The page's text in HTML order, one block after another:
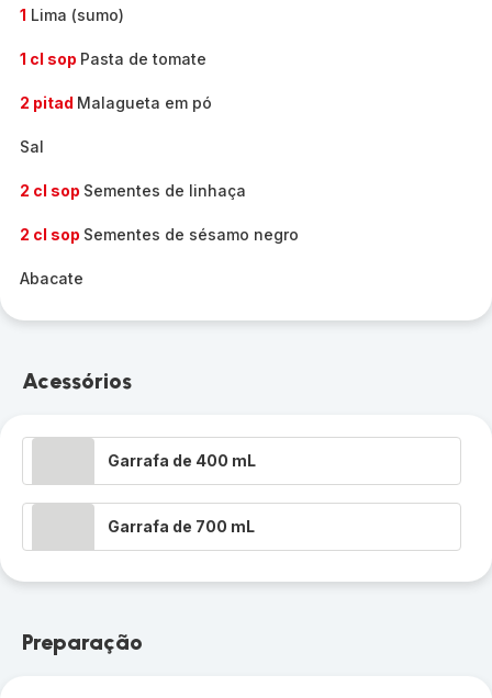
1 Lima (sumo)
1 cl sop Pasta de tomate
2 pitad Malagueta em pó
Sal
2 cl sop Sementes de linhaça
2 cl sop Sementes de sésamo negro
Abacate
Acessórios
Garrafa de 400 mL
Garrafa de 700 mL
Preparação